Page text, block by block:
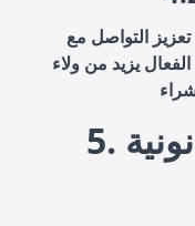
التواصل مع
يزيد من ولاء
5. تلبية المتطلبات القانونية